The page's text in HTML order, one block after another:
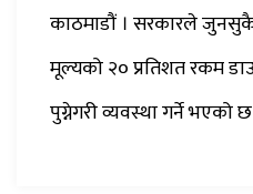
काठमाडौं । सरकारले जुनसुकै
मूल्यको २० प्रतिशत रकम
पुग्नेगरी व्यवस्था गर्ने भएको